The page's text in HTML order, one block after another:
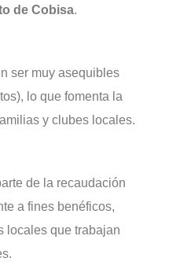
de Cobisa.
ser muy asequibles
lo que fomenta la
y clubes locales.
de la recaudación
a fines benéficos,
locales que trabajan